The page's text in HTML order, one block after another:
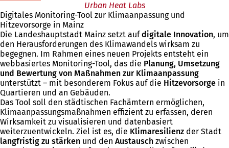
Urban Heat Labs
Digitales Monitoring-Tool zur Klimaanpassung und
Hitzevorsorge in Mainz
Die Landeshauptstadt Mainz setzt aufdigitale Innovation, um
den Herausforderungen des Klimawandels wirksam zu
begegnen. Im Rahmen eines neuen Projekts entsteht ein
webbasiertes Monitoring-Tool, das die Planung, Umsetzung
und Bewertung von Maßnahmen zur Klimaanpassung
unterstützt – mit besonderem Fokus auf die Hitzevorsorge in
Quartieren und an Gebäuden.
Das Tool soll den städtischen Fachämtern ermöglichen,
Klimaanpassungsmaßnahmen effizient zu erfassen, deren
Wirksamkeit zu visualisieren und datenbasiert
weiterzuentwickeln. Ziel ist es, die Klimaresilienz der Stadt
langfristig zu stärken und den Austausch zwischen